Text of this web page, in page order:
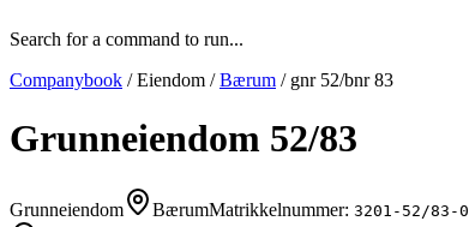
Search for a command to run...
Companybook /Eiendom /Bærum / gnr 52/bnr83
Grunneiendom 52/83
Grunneiendom BærumMatrikkelnummer: 3201-52/83-0